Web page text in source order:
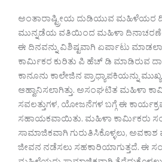
ಅಂತಾರಾಷ್ಟ್ರೀಯ ದುಡಿಯುವ ಮಹಿಳೆಯರ
ಮುನ್ನಡೆಯ ವತಿಯಿಂದ ಮಹಿಳಾ
ಈ ದಿನವನ್ನು ವಿಶಿಷ್ಟವಾಗಿ ಏರ್ಪಾಟು
ಕಾರ್ಮಿಕರ ಕುರಿತು ಪಿ ಹೆಚ್ ಡಿ ಮಾಡಿರುವ
ಕಾನೂನು ಕಾಲೇಜಿನ ಪ್ರಾಧ್ಯಾಪಕಿಯನ್ನು
ಆಹ್ವಾನಿಸಲಾಗಿತ್ತು. ಅಸಂಘಟಿತ ಮಹಿಳಾ
ಸವಲತ್ತುಗಳ, ಯೋಜನೆಗಳ ಬಗ್ಗೆ ಈ
ಸಹಾಯಕವಾಯಿತು. ಮಹಿಳಾ ಕಾರ್ಮಿಕರು
ಸಾಮಾಜಿಕವಾಗಿ ಗುರುತಿಸಿಕೊಳ್ಳಲು,
ಜೀವನ ನಡೆಸಲು ಸಹಕಾರಿಯಾಗುತ್ತದೆ. ಈ